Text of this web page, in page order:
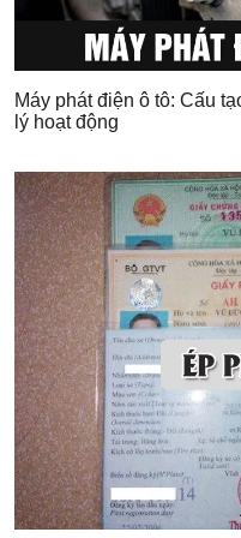
Máy phát điện ô tô: Cấu
lý hoạt động